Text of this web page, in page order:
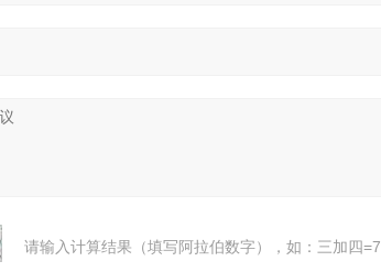
请输入计算结果（填写阿拉伯数字），如：三加四=7